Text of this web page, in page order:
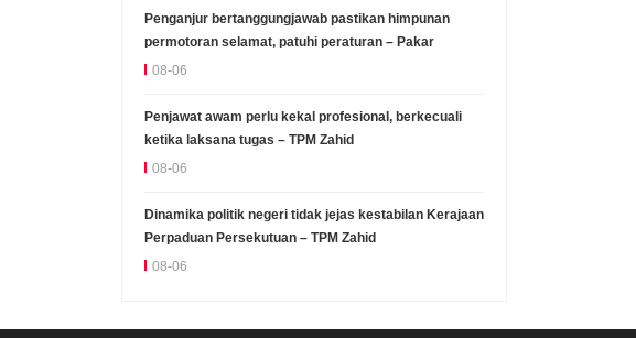
Penganjur bertanggungjawab pastikan himpunan
permotoran selamat, patuhi peraturan – Pakar
08-06
Penjawat awam perlu kekal profesional, berkecuali
ketika laksana tugas – TPM Zahid
08-06
Dinamika politik negeri tidak jejas kestabilan Kerajaan
Perpaduan Persekutuan – TPM Zahid
08-06